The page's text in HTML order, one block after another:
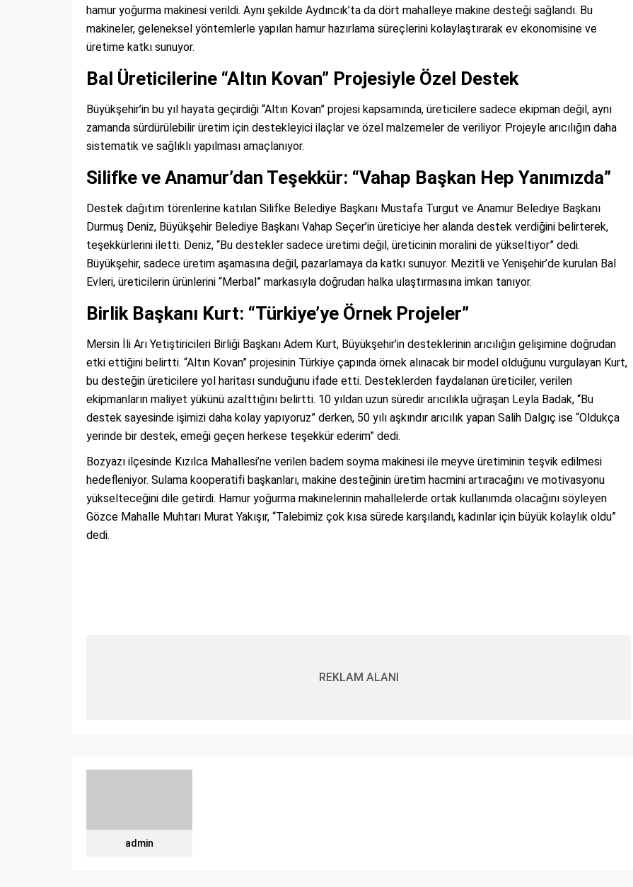
hamur yoğurma makinesi verildi. Aynı şekilde Aydıncık’ta da dört mahalleye makine desteği sağlandı. Bu
makineler, geleneksel yöntemlerle yapılan hamur hazırlama süreçlerini kolaylaştırarak ev ekonomisine ve
üretime katkı sunuyor.
Bal Üreticilerine “Altın Kovan” Projesiyle Özel Destek
Büyükşehir’in bu yıl hayata geçirdiği “Altın Kovan” projesi kapsamında, üreticilere sadece ekipman değil, aynı
zamanda sürdürülebilir üretim için destekleyici ilaçlar ve özel malzemeler de veriliyor. Projeyle arıcılığın daha
sistematik ve sağlıklı yapılması amaçlanıyor.
Silifke ve Anamur’dan Teşekkür: “Vahap Başkan Hep Yanımızda”
Destek dağıtım törenlerine katılan Silifke Belediye Başkanı Mustafa Turgut ve Anamur Belediye Başkanı
Durmuş Deniz, Büyükşehir Belediye Başkanı Vahap Seçer’in üreticiye her alanda destek verdiğini belirterek,
teşekkürlerini iletti. Deniz, “Bu destekler sadece üretimi değil, üreticinin moralini de yükseltiyor” dedi.
Büyükşehir, sadece üretim aşamasına değil, pazarlamaya da katkı sunuyor. Mezitli ve Yenişehir’de kurulan Bal
Evleri, üreticilerin ürünlerini “Merbal” markasıyla doğrudan halka ulaştırmasına imkan tanıyor.
Birlik Başkanı Kurt: “Türkiye’ye Örnek Projeler”
Mersin İli Arı Yetiştiricileri Birliği Başkanı Adem Kurt, Büyükşehir’in desteklerinin arıcılığın gelişimine doğrudan
etki ettiğini belirtti. “Altın Kovan” projesinin Türkiye çapında örnek alınacak bir model olduğunu vurgulayan Kurt,
bu desteğin üreticilere yol haritası sunduğunu ifade etti. Desteklerden faydalanan üreticiler, verilen
ekipmanların maliyet yükünü azalttığını belirtti. 10 yıldan uzun süredir arıcılıkla uğraşan Leyla Badak, “Bu
destek sayesinde işimizi daha kolay yapıyoruz” derken, 50 yılı aşkındır arıcılık yapan Salih Dalgıç ise “Oldukça
yerinde bir destek, emeği geçen herkese teşekkür ederim” dedi.
Bozyazı ilçesinde Kızılca Mahallesi’ne verilen badem soyma makinesi ile meyve üretiminin teşvik edilmesi
hedefleniyor. Sulama kooperatifi başkanları, makine desteğinin üretim hacmini artıracağını ve motivasyonu
yükselteceğini dile getirdi. Hamur yoğurma makinelerinin mahallelerde ortak kullanımda olacağını söyleyen
Gözce Mahalle Muhtarı Murat Yakışır, “Talebimiz çok kısa sürede karşılandı, kadınlar için büyük kolaylık oldu”
dedi.
REKLAM ALANI
admin